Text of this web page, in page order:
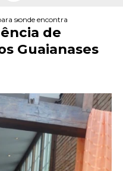
seminarios
onde encontrar agencia de
de
Guaianases